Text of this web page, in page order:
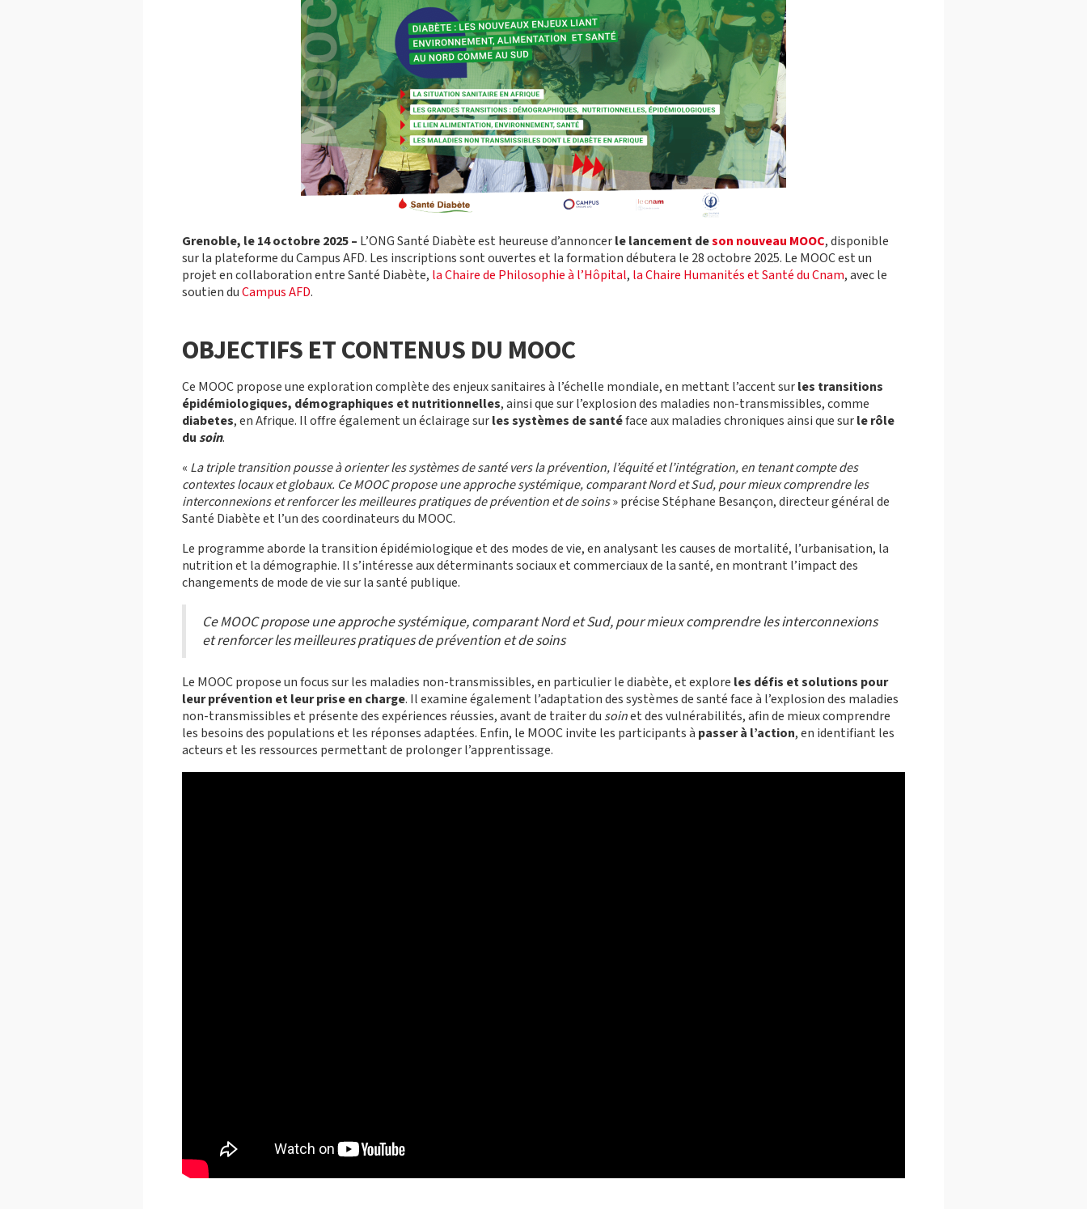
Grenoble, le 14 octobre 2025 – L’ONG Santé Diabète est heureuse d’annoncerle lancement deson nouveau MOOC, disponible
sur la plateforme du Campus AFD. Les inscriptions sont ouvertes et la formation débutera le 28 octobre 2025. Le MOOC est un
projet en collaboration entre Santé Diabète, la Chaire de Philosophie à l’Hôpital, la Chaire Humanités et Santé du Cnam, avec le
soutien duCampus AFD.
OBJECTIFS ET CONTENUS DU MOOC
Ce MOOC propose une exploration complète des enjeux sanitaires à l’échelle mondiale, en mettant l’accent surles transitions
épidémiologiques, démographiques et nutritionnelles, ainsi que sur l’explosion des maladies non-transmissibles, comme
diabetes, en Afrique. Il offre également un éclairage surles systèmes de santéface aux maladies chroniques ainsi que surle rôle
du soin.
« La triple transition pousse à orienter les systèmes de santé vers la prévention, l’équité et l’intégration, en tenant compte des
contextes locaux et globaux. Ce MOOC propose une approche systémique, comparant Nord et Sud, pour mieux comprendre les
interconnexions et renforcer les meilleures pratiques de prévention et de soins» précise Stéphane Besançon, directeur général de
Santé Diabète et l’un des coordinateurs du MOOC.
Le programme aborde la transition épidémiologique et des modes de vie, en analysant les causes de mortalité, l’urbanisation, la
nutrition et la démographie. Il s’intéresse aux déterminants sociaux et commerciaux de la santé, en montrant l’impact des
changements de mode de vie sur la santé publique.
Ce MOOC propose une approche systémique, comparant Nord et Sud, pour mieux comprendre les interconnexions
et renforcer les meilleures pratiques de prévention et de soins
Le MOOC propose un focus sur les maladies non-transmissibles, en particulier le diabète, et explore les défis et solutions pour
leur prévention et leur prise en charge. Il examine également l’adaptation des systèmes de santé face à l’explosion des maladies
non-transmissibles et présente des expériences réussies, avant de traiter du soinet des vulnérabilités, afin de mieux comprendre
les besoins des populations et les réponses adaptées. Enfin, le MOOC invite les participants à passer à l’action, en identifiant les
acteurs et les ressources permettant de prolonger l’apprentissage.